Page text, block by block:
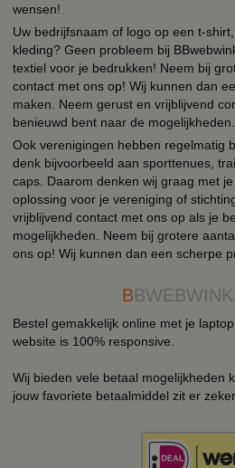
wensen!
Uw bedrijfsnaam of logo op een t-
kleding? Geen probleem bij
textiel voor je bedrukken! Neem bij
contact met ons op! Wij kunnen dan
maken. Neem gerust en vrijblijvend
benieuwd bent naar de mogelijkheden.
Ook verenigingen hebben regelmatig
denk bijvoorbeeld aan sporttenues,
caps. Daarom denken wij graag met
oplossing voor je vereniging of
vrijblijvend contact met ons op als je
mogelijkheden. Neem bij grotere
ons op! Wij kunnen dan een scherpe
B
Bestel gemakkelijk online met je
website is 100% responsive.
Wij bieden vele betaal mogelijkheden
jouw favoriete betaalmiddel zit er